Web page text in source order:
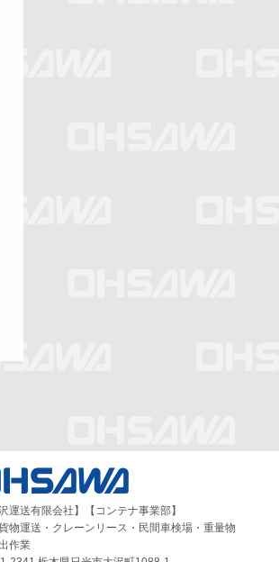
沢運送有限会社】【コンテナ事業部】
物運送・クレーンリース・民間車検場・重量物
作業